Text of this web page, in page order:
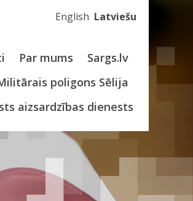
English Latviešu
Par mums
Sargs.lv
poligons Sēlija
aizsardzības dienests